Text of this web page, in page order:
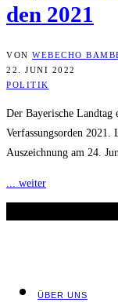
den 2021
VON WEBECHO
22. JUNI 2022
POLITIK
Der Bayerische Landtag
Verfassungsorden
Auszeichnung am 24.
... weiter
ÜBER UNS